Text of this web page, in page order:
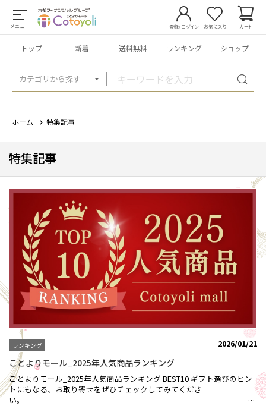
メニュー
カテゴリから探す
登録/ログイン お気に入り カート
トップ 新着 送料無料 ランキング ショップ
ホーム 特集記事
特集記事
ランキング 2026/01/21
ことよりモール_2025年人気商品ランキング
ことよりモール_2025年人気商品ランキング BEST10 ギフト選びのヒン
トにもなる、お取り寄せをぜひチェックしてみてくださ
い